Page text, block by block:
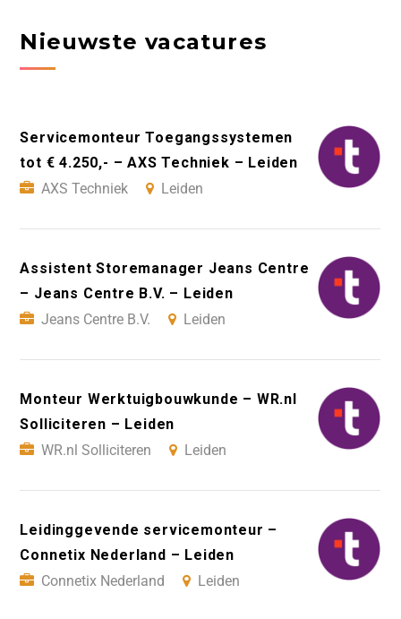
Nieuwste vacatures
Servicemonteur Toegangssystemen
tot € 4.250,- – AXS Techniek – Leiden
AXS Techniek
Leiden
Assistent Storemanager Jeans Centre
– Jeans Centre B.V. – Leiden
Jeans Centre B.V.
Leiden
Monteur Werktuigbouwkunde – WR.nl
Solliciteren – Leiden
WR.nl Solliciteren
Leiden
Leidinggevende servicemonteur –
Connetix Nederland – Leiden
Connetix Nederland
Leiden